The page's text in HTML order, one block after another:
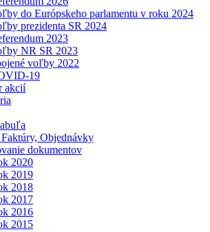
do Európskeho parlamentu v roku 2024
prezidenta SR 2024
2023
NR SR 2023
voľby 2022
19
akcií
Objednávky
dokumentov
2020
2019
2018
2017
2016
2015